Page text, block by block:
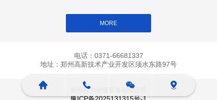
MORE
电话：0371-66681337
地址：郑州高新技术产业开发区须水东路97号
郑州杜尔智能装备有限公司